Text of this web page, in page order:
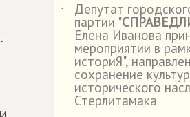
˙
Депутат
партии "
Елена Иванова
мероприятии в
историЯ",
сохранение
исторического
Стерлитамака